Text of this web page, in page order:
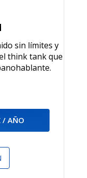
sin límites y
think tank que
/ AÑO